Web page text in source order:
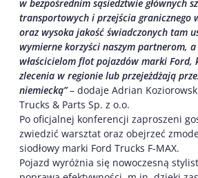
w bezpośrednim sąsiedztwie głównych
transportowych i przejścia granicznego
oraz wysoka jakość świadczonych tam
wymierne korzyści naszym partnerom,
właścicielom flot pojazdów marki Ford,
zlecenia w regionie lub przejeżdżają
niemiecką”– dodaje Adrian
Trucks & Parts Sp. z o.o.
Po oficjalnej konferencji zaproszeni
zwiedzić warsztat oraz obejrzeć
siodłowy marki Ford Trucks F-MAX.
Pojazd wyróżnia się nowoczesną